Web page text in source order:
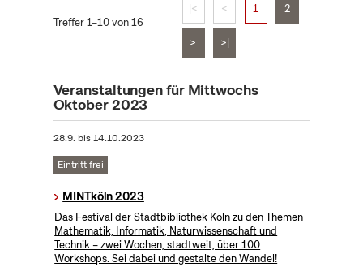
Treffer 1–10 von 16
|< < 1 2
> >|
Veranstaltungen für Mittwochs
Oktober 2023
28.9. bis14.10.2023
Eintritt frei
MINTköln 2023
Das Festival der Stadtbibliothek Köln zu den Themen
Mathematik, Informatik, Naturwissenschaft und
Technik – zwei Wochen, stadtweit, über 100
Workshops. Sei dabei und gestalte den Wandel!